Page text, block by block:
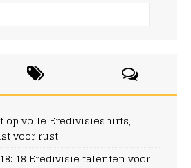
op volle Eredivisieshirts,
voor rust
18 Eredivisie talenten voor